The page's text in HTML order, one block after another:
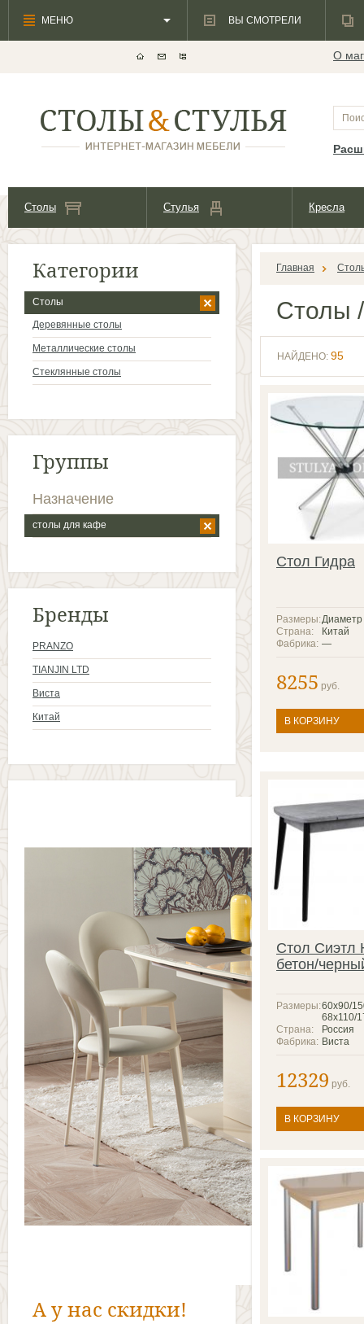
О
Столы Стулья Кресла
Категории
Столы
Деревянные столы
Металлические столы
Стеклянные столы
Группы
Назначение
столы для кафе
Бренды
PRANZO
TIANJIN LTD
Виста
Китай
А у нас скидки!
Главная
Столы /
НАЙДЕНО: 95
Стол Гидра
Диаметр
Размеры:
Китай
Страна:
—
Фабрика:
8255 руб.
В КОРЗИНУ
Стол Сиэтл
бетон/
60x90/
68x110/
Размеры:
Россия
Страна:
Виста
Фабрика:
12329 руб.
В КОРЗИНУ
МЕНЮ ВЫ СМОТРЕЛИ